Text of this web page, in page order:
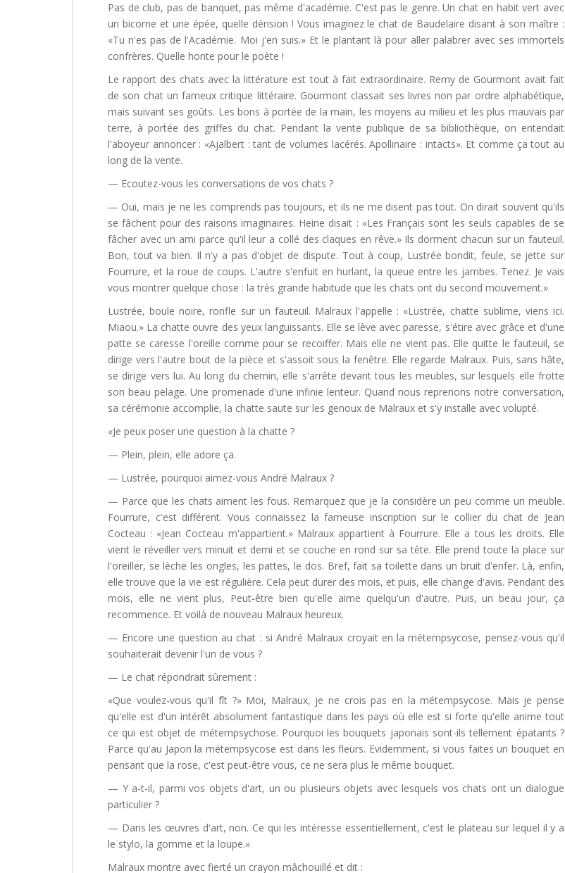
Pas de club, pas de banquet, pas même d'académie. C'est pas le genre. Un chat en habit vert avec
un bicorne et une épée, quelle dérision ! Vous imaginez le chat de Baudelaire disant à son maître :
«Tu n'es pas de l'Académie. Moi j'en suis.» Et le plantant là pour aller palabrer avec ses immortels
confrères. Quelle honte pour le poète !
Le rapport des chats avec la littérature est tout à fait extraordinaire. Remy de Gourmont avait fait
de son chat un fameux critique littéraire. Gourmont classait ses livres non par ordre alphabétique,
mais suivant ses goûts. Les bons à portée de la main, les moyens au milieu et les plus mauvais par
terre, à portée des griffes du chat. Pendant la vente publique de sa bibliothèque, on entendait
l'aboyeur annoncer : «Ajalbert : tant de volumes lacérés. Apollinaire : intacts». Et comme ça tout au
long de la vente.
— Ecoutez-vous les conversations de vos chats ?
— Oui, mais je ne les comprends pas toujours, et ils ne me disent pas tout. On dirait souvent qu'ils
se fâchent pour des raisons imaginaires. Heine disait : «Les Français sont les seuls capables de se
fâcher avec un ami parce qu'il leur a collé des claques en rêve.» Ils dorment chacun sur un fauteuil.
Bon, tout va bien. Il n'y a pas d'objet de dispute. Tout à coup, Lustrée bondit, feule, se jette sur
Fourrure, et la roue de coups. L'autre s'enfuit en hurlant, la queue entre les jambes. Tenez. Je vais
vous montrer quelque chose : la très grande habitude que les chats ont du second mouvement.»
Lustrée, boule noire, ronfle sur un fauteuil. Malraux l'appelle : «Lustrée, chatte sublime, viens ici.
Miaou.» La chatte ouvre des yeux languissants. Elle se lève avec paresse, s'étire avec grâce et d'une
patte se caresse l'oreille comme pour se recoiffer. Mais elle ne vient pas. Elle quitte le fauteuil, se
dirige vers l'autre bout de la pièce et s'assoit sous la fenêtre. Elle regarde Malraux. Puis, sans hâte,
se dirige vers lui. Au long du chemin, elle s'arrête devant tous les meubles, sur lesquels elle frotte
son beau pelage. Une promenade d'une infinie lenteur. Quand nous reprenons notre conversation,
sa cérémonie accomplie, la chatte saute sur les genoux de Malraux et s'y installe avec volupté.
«Je peux poser une question à la chatte ?
— Plein, plein, elle adore ça.
— Lustrée, pourquoi aimez-vous André Malraux ?
— Parce que les chats aiment les fous. Remarquez que je la considère un peu comme un meuble.
Fourrure, c'est différent. Vous connaissez la fameuse inscription sur le collier du chat de Jean
Cocteau : «Jean Cocteau m'appartient.» Malraux appartient à Fourrure. Elle a tous les droits. Elle
vient le réveiller vers minuit et demi et se couche en rond sur sa tête. Elle prend toute la place sur
l'oreiller, se lèche les ongles, les pattes, le dos. Bref, fait sa toilette dans un bruit d'enfer. Là, enfin,
elle trouve que la vie est régulière. Cela peut durer des mois, et puis, elle change d'avis. Pendant des
mois, elle ne vient plus, Peut-être bien qu'elle aime quelqu'un d'autre. Puis, un beau jour, ça
recommence. Et voilà de nouveau Malraux heureux.
— Encore une question au chat : si André Malraux croyait en la métempsycose, pensez-vous qu'il
souhaiterait devenir l'un de vous ?
— Le chat répondrait sûrement :
«Que voulez-vous qu'il fît ?» Moi, Malraux, je ne crois pas en la métempsycose. Mais je pense
qu'elle est d'un intérêt absolument fantastique dans les pays où elle est si forte qu'elle anime tout
ce qui est objet de métempsychose. Pourquoi les bouquets japonais sont-ils tellement épatants ?
Parce qu'au Japon la métempsycose est dans les fleurs. Evidemment, si vous faites un bouquet en
pensant que la rose, c'est peut-être vous, ce ne sera plus le même bouquet.
— Y a-t-il, parmi vos objets d'art, un ou plusieurs objets avec lesquels vos chats ont un dialogue
particulier ?
— Dans les œuvres d'art, non. Ce qui les intéresse essentiellement, c'est le plateau sur lequel il y a
le stylo, la gomme et la loupe.»
Malraux montre avec fierté un crayon mâchouillé et dit :